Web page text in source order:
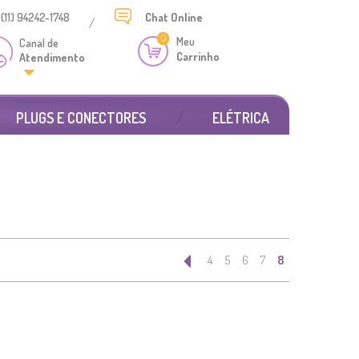
(11) 94242-1748 / Chat Online
Canal de
Atendimento
Meu
Carrinho
0
PLUGS E CONECTORES ELÉTRICA
4 5 6 7 8